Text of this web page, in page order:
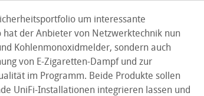
um interessante
hat der Anbieter von Netzwerktechnik nun
Kohlenmonoxidmelder, sondern auch
von E-Zigaretten-Dampf und zur
im Programm. Beide Produkte sollen
UniFi-Installationen integrieren lassen und